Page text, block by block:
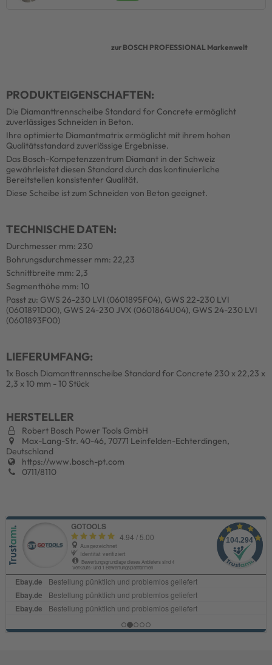
zur BOSCH PROFESSIONAL Markenwelt
PRODUKTEIGENSCHAFTEN:
Die Diamanttrennscheibe Standard for Concrete ermöglicht
zuverlässiges Schneiden in Beton.
Ihre optimierte Diamantmatrix ermöglicht mit ihrem hohen
Qualitätsstandard zuverlässige Ergebnisse.
Das Bosch-Kompetenzzentrum Diamant in der Schweiz
gewährleistet diesen Standard durch das kontinuierliche
Bereitstellen konsistenter Qualität.
Diese Scheibe ist zum Schneiden von Beton geeignet.
TECHNISCHE DATEN:
Durchmesser mm: 230
Bohrungsdurchmesser mm: 22,23
Schnittbreite mm: 2,3
Segmenthöhe mm: 10
Passt zu: GWS 26-230 LVI (0601895F04), GWS 22-230 LVI
(0601891D00), GWS 24-230 JVX (0601864U04), GWS 24-230 LVI
(0601893F00)
LIEFERUMFANG:
1x Bosch Diamanttrennscheibe Standard for Concrete 230 x 22,23 x
2,3 x 10 mm - 10 Stück
HERSTELLER
Robert Bosch Power Tools GmbH
Max-Lang-Str. 40-46, 70771 Leinfelden-Echterdingen,
Deutschland
https://www.bosch-pt.com
0711/8110